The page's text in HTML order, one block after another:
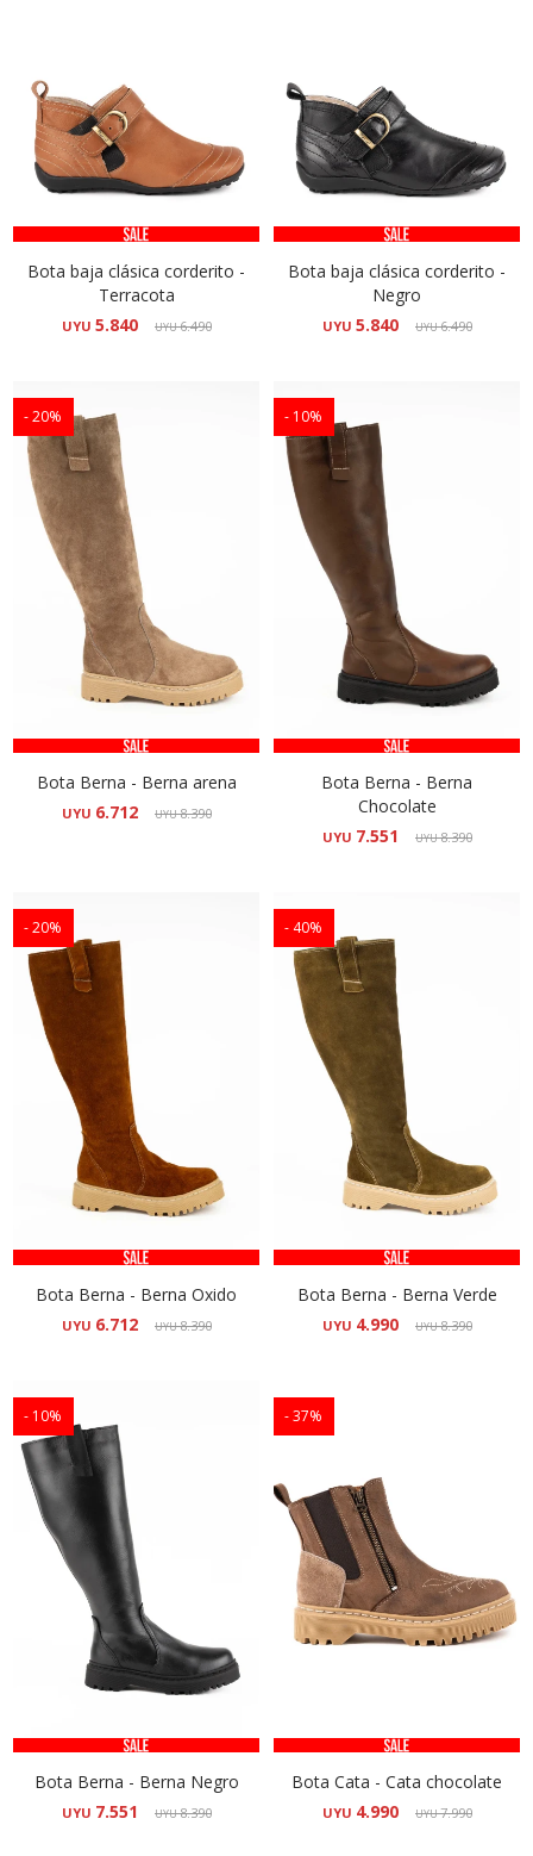
Bota baja clásica corderito -
Terracota
UYU 5.840 UYU6.490
Bota baja clásica corderito -
Negro
UYU 5.840 UYU6.490
20
Bota Berna - Berna arena
UYU 6.712 UYU8.390
10
Bota Berna - Berna
Chocolate
UYU 7.551 UYU8.390
20
Bota Berna - Berna Oxido
UYU 6.712 UYU8.390
40
Bota Berna - Berna Verde
UYU 4.990 UYU8.390
10
Bota Berna - Berna Negro
UYU 7.551 UYU8.390
37
Bota Cata - Cata chocolate
UYU 4.990 UYU7.990